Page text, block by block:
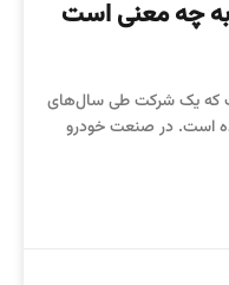
به چه معنی است
که یک شرکت طی سال‌های
است. در صنعت خودرو